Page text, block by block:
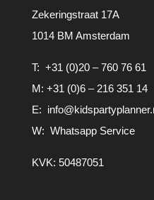
Zekeringstraat 17A
1014 BM Amsterdam
T: +31 (0)20 – 760 76 61
M: +31 (0)6 – 216 351 14
E:
W: Whatsapp Service
KVK: 50487051